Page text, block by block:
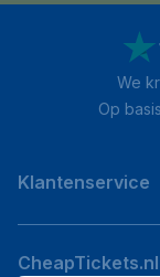
We
Op
Klantenservice
CheapTickets.nl